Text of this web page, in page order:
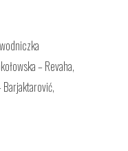
– Revaha,
Barjaktarović,